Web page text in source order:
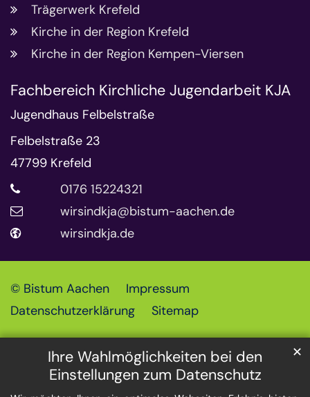
Ihre Wahlmöglichkeiten bei den
Einstellungen zum Datenschutz
✕
Trägerwerk Krefeld
Kirche in der Region Krefeld
Kirche in der Region Kempen-Viersen
Fachbereich Kirchliche Jugendarbeit KJA
Jugendhaus Felbelstraße
Felbelstraße 23
47799 Krefeld
0176 15224321
wirsindkja@bistum-aachen.de
wirsindkja.de
© Bistum Aachen
Impressum
Datenschutzerklärung
Sitemap